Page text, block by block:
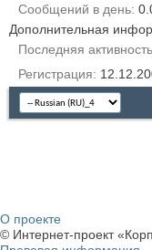
Сообщений в день
Дополнительная
Последняя активность
Регистрация
О проекте
© Интернет-проект